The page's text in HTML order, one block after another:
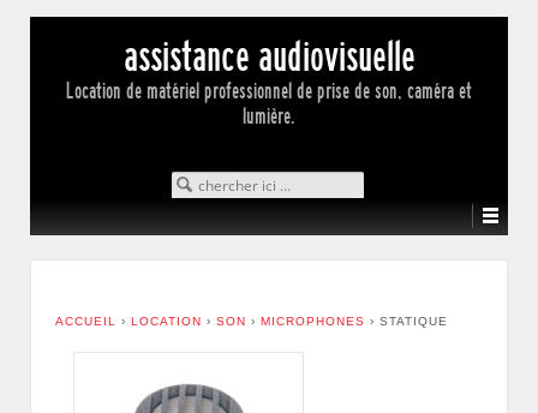
assistance audiovisuelle
Location de matériel professionnel de prise de son, caméra et
lumière.
Search for:
ACCUEIL › LOCATION › SON › MICROPHONES › STATIQUE